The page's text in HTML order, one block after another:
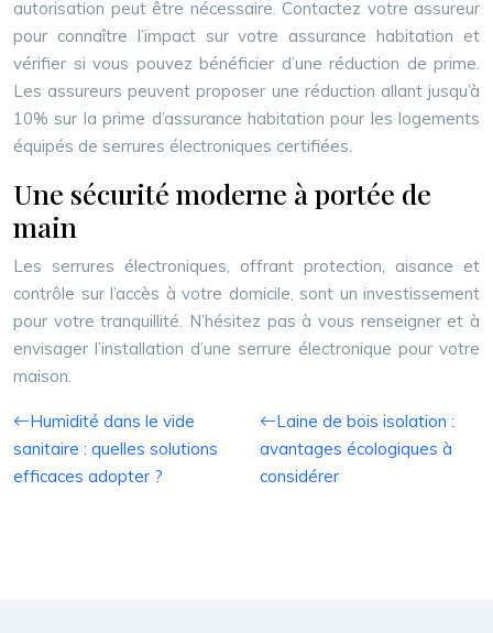
autorisation peut être nécessaire. Contactez votre assureur
pour connaître l’impact sur votre assurance habitation et
vérifier si vous pouvez bénéficier d’une réduction de prime.
Les assureurs peuvent proposer une réduction allant jusqu’à
10% sur la prime d’assurance habitation pour les logements
équipés de serrures électroniques certifiées.
Une sécurité moderne à portée de
main
Les serrures électroniques, offrant protection, aisance et
contrôle sur l’accès à votre domicile, sont un investissement
pour votre tranquillité. N’hésitez pas à vous renseigner et à
envisager l’installation d’une serrure électronique pour votre
maison.
Humidité dans le vide
sanitaire : quelles solutions
efficaces adopter ?
Laine de bois isolation :
avantages écologiques à
considérer